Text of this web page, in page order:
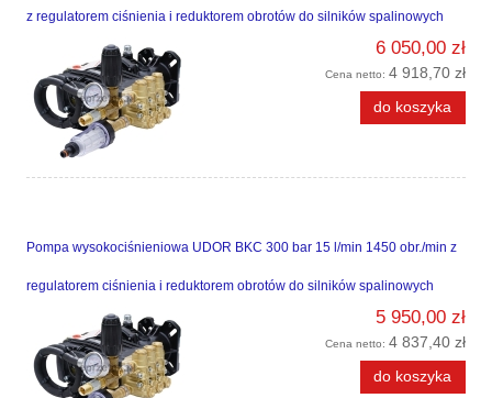
z regulatorem ciśnienia i reduktorem obrotów do silników spalinowych
6 050,00 zł
Cena netto: 4 918,70 zł
do koszyka
Pompa wysokociśnieniowa UDOR BKC 300 bar 15 l/min 1450 obr./min z
regulatorem ciśnienia i reduktorem obrotów do silników spalinowych
5 950,00 zł
Cena netto: 4 837,40 zł
do koszyka